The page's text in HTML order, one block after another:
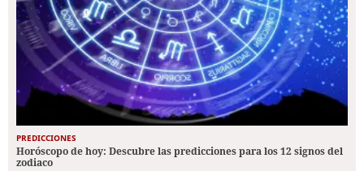
PREDICCIONES
Horóscopo de hoy: Descubre las predicciones para los 12 signos del
zodiaco